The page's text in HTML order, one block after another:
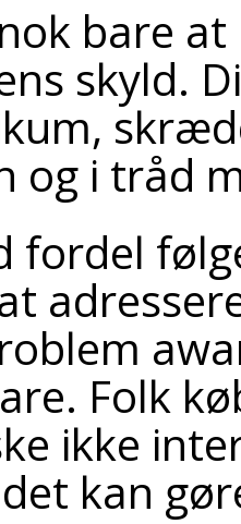
bare
skyld.
og i tråd
fordel
Folk
ikke
kan